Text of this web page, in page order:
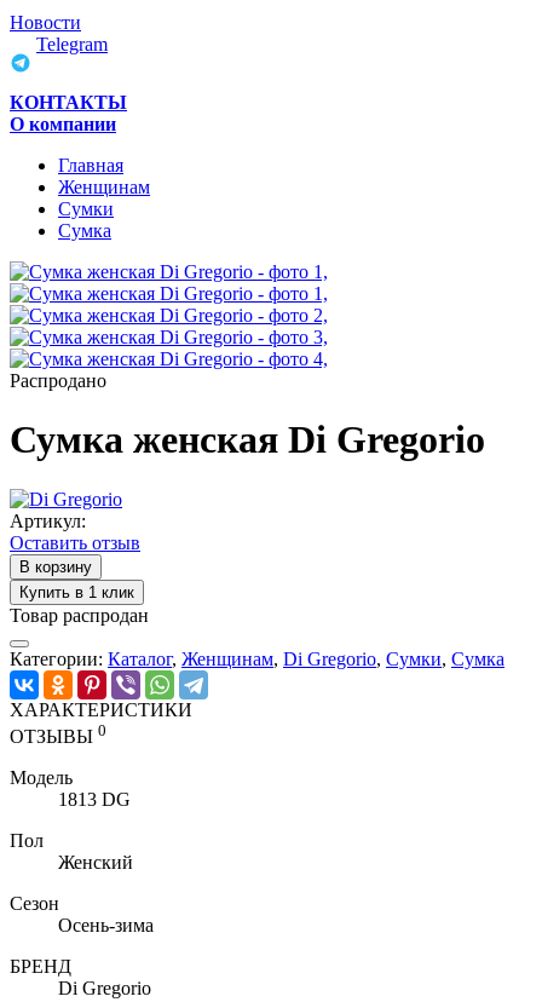
Новости
Telegram
КОНТАКТЫ
О компании
Главная
Женщинам
Cумки
Сумка
Распродано
Сумка женская Di Gregorio
Артикул:
Оставить отзыв
В корзину
Купить в 1 клик
Товар распродан
Категории: Каталог, Женщинам, Di Gregorio, Cумки, Сумка
ХАРАКТЕРИСТИКИ
ОТЗЫВЫ 0
Модель
1813 DG
Пол
Женский
Сезон
Осень-зима
БРЕНД
Di Gregorio